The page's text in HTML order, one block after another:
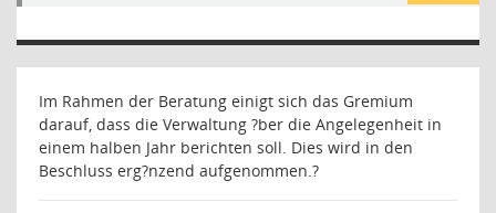
Im Rahmen der Beratung einigt sich das Gremium
darauf, dass die Verwaltung ?ber die Angelegenheit in
einem halben Jahr berichten soll. Dies wird in den
Beschluss erg?nzend aufgenommen.?